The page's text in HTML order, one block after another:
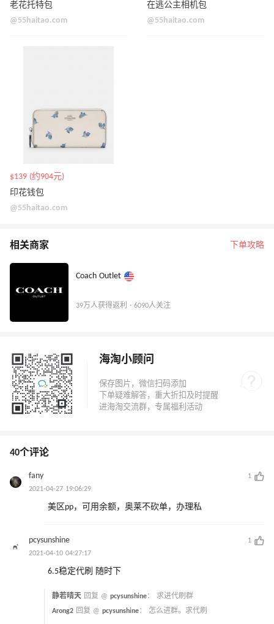
老花托特包
@55haitao.com
在逃公主相机包
@55haitao.com
$139 (约904元)
印花钱包
@55haitao.com
相关商家 下单攻略
Coach Outlet
39万人获得返利 · 6090人关注
海淘小顾问
40个评论
fany
1
2021-04-27 19:06:29
美区pp，可用余额，奥莱不砍单，办理私
pcysunshine
1
2021-04-10 04:27:17
6.5稳定代刷 随时下
静若晴天 回复 @ pcysunshine： 求进代刷群
Arong2 回复 @ pcysunshine： 怎么进群。求代刷